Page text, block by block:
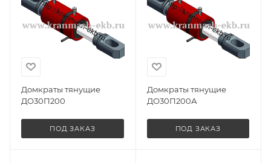
Домкраты тянущие
ДО30П200
ПОД ЗАКАЗ
Домкраты тянущие
ДО30П200А
ПОД ЗАКАЗ